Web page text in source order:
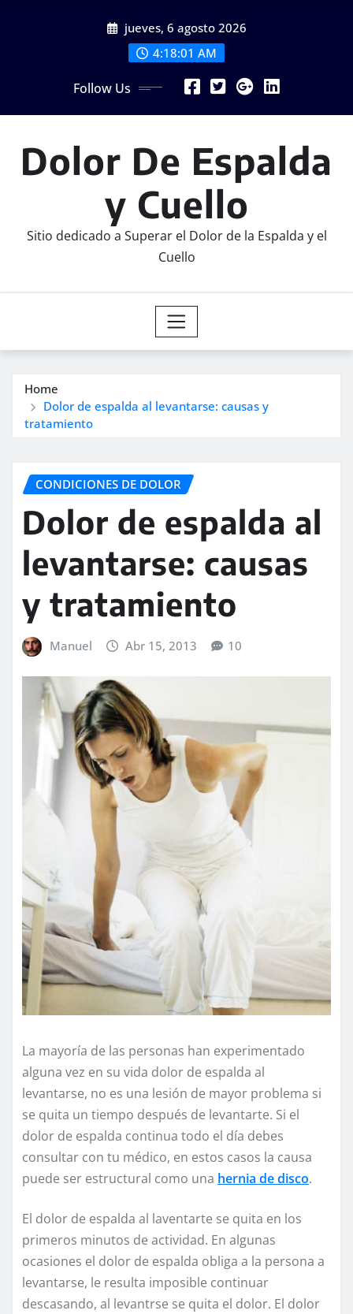
jueves, 6 agosto 2026
4:18:03 AM
Follow Us
Dolor De Espalda
y Cuello
Sitio dedicado a Superar el Dolor de la Espalda y el
Cuello
Home
Dolor de espalda al levantarse: causas y
tratamiento
CONDICIONES DE DOLOR
Dolor de espalda al
levantarse: causas
y tratamiento
Manuel Abr 15, 2013 10
La mayoría de las personas han experimentado
alguna vez en su vida dolor de espalda al
levantarse, no es una lesión de mayor problema si
se quita un tiempo después de levantarte. Si el
dolor de espalda continua todo el día debes
consultar con tu médico, en estos casos la causa
puede ser estructural como una hernia de disco.
El dolor de espalda al laventarte se quita en los
primeros minutos de actividad. En algunas
ocasiones el dolor de espalda obliga a la persona a
levantarse, le resulta imposible continuar
descasando, al levantrse se quita el dolor. El dolor